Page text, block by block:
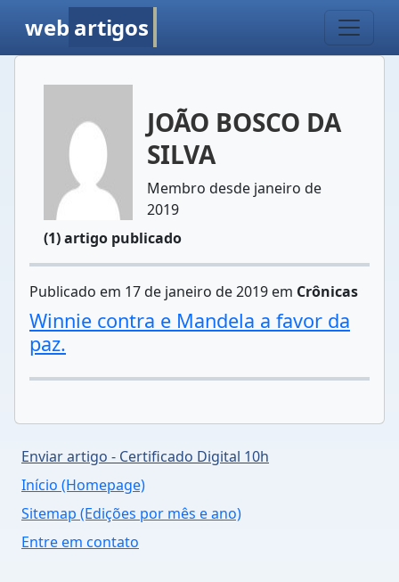
web artigos
JOÃO BOSCO DA
SILVA
Membro desde janeiro de
2019
(1) artigo publicado
Publicado em 17 de janeiro de 2019 em Crônicas
Winnie contra e Mandela a favor da
paz.
Enviar artigo - Certificado Digital 10h
Início (Homepage)
Sitemap (Edições por mês e ano)
Entre em contato